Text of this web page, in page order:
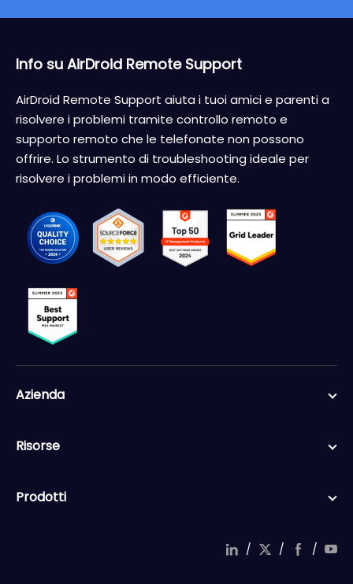
Info su AirDroid Remote Support
AirDroid Remote Support aiuta i tuoi amici e parenti a
risolvere i problemi tramite controllo remoto e
supporto remoto che le telefonate non possono
offrire. Lo strumento di troubleshooting ideale per
risolvere i problemi in modo efficiente.
Azienda
Risorse
Prodotti
/ / /